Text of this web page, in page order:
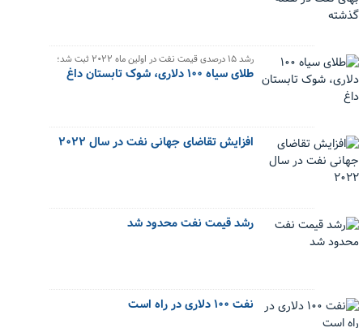
رشد ۱۵ درصدی قیمت نفت در اولین ماه ۲۰۲۲ ثبت شد؛
طلای سیاه ۱۰۰ دلاری، شوک تابستان داغ
افزایش تقاضای جهانی نفت در سال ۲۰۲۲
رشد قیمت نفت محدود شد
نفت ۱۰۰ دلاری در راه است